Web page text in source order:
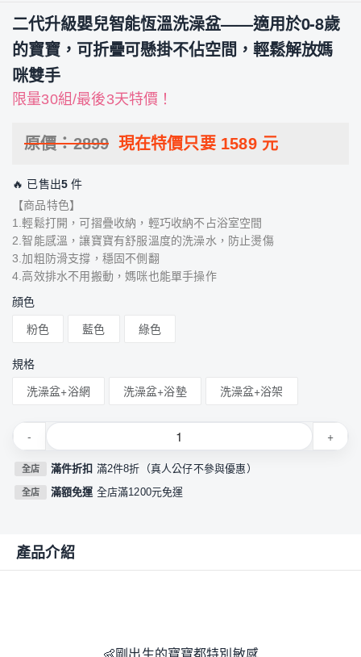
二代升級嬰兒智能恆溫洗澡盆——適用於0-8歲
的寶寶，可折疊可懸掛不佔空間，輕鬆解放媽
咪雙手
限量30組/最後3天特價！
原價：2899 現在特價只要 1589元
🔥 已售出5 件
【商品特色】
1.輕鬆打開，可摺疊收納，輕巧收納不占浴室空間
2.智能感溫，讓寶寶有舒服溫度的洗澡水，防止燙傷
3.加粗防滑支撐，穩固不側翻
4.高效排水不用搬動，媽咪也能單手操作
顔色
粉色 藍色 綠色
規格
洗澡盆+浴網 洗澡盆+浴墊 洗澡盆+浴架
- +
全店 滿件折扣 滿2件8折（真人公仔不參與優惠）
全店 滿額免運 全店滿1200元免運
產品介紹
👶 剛出生的寶寶都特別敏感